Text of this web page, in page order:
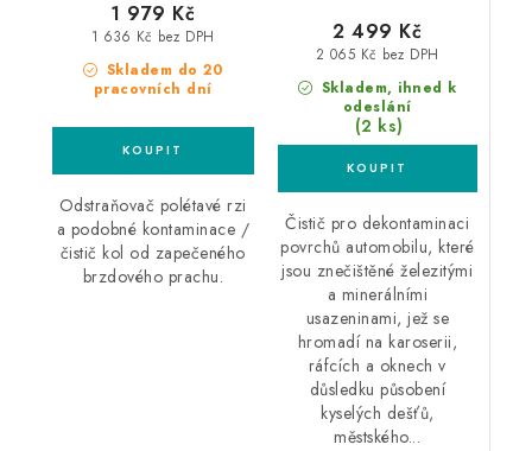
Skladem do 20
pracovních dní
1 636 Kč bez DPH
1 979 Kč
Odstraňovač polétavé rzi
a podobné kontaminace /
čistič kol od zapečeného
brzdového prachu.
Skladem, ihned k
odeslání
(2 ks)
2 065 Kč bez DPH
2 499 Kč
Čistič pro dekontaminaci
povrchů automobilu, které
jsou znečištěné železitými
a minerálními
usazeninami, jež se
hromadí na karoserii,
ráfcích a oknech v
důsledku působení
kyselých dešťů,
městského...